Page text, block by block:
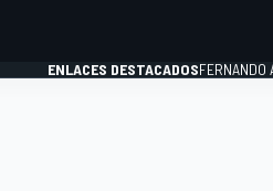
ENLACES DESTACADOSFERNANDO